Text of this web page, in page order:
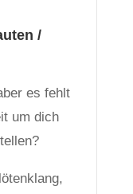
/
es fehlt
um dich